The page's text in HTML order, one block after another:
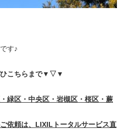
す♪
こちらまで▼▽▼
緑区・中央区・岩槻区・桜区・蕨
依頼は、LIXILトータルサービス直